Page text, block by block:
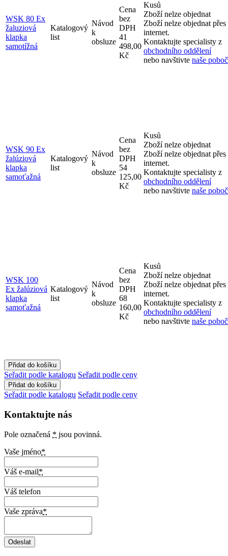
WSK 80 Ex
žaluziová
klapka
samotížná
Katalogový
list
Návod
k
obsluze
Cena
bez
DPH
41
498,00
Kč
Kusů
Zboží nelze objednat
Zboží nelze objednat přes
internet.
Kontaktujte specialisty z
obchodního oddělení
nebo navštivte naše
WSK 90 Ex
žalúziová
klapka
samoťažná
Katalogový
list
Návod
k
obsluze
Cena
bez
DPH
54
125,00
Kč
Kusů
Zboží nelze objednat
Zboží nelze objednat přes
internet.
Kontaktujte specialisty z
obchodního oddělení
nebo navštivte naše
WSK 100
Ex žalúziová
klapka
samoťažná
Katalogový
list
Návod
k
obsluze
Cena
bez
DPH
68
160,00
Kč
Kusů
Zboží nelze objednat
Zboží nelze objednat přes
internet.
Kontaktujte specialisty z
obchodního oddělení
nebo navštivte naše
Seřadit podle katalogu Seřadit podle ceny
Seřadit podle katalogu Seřadit podle ceny
Kontaktujte nás
Pole označená * jsou povinná.
Vaše jméno*
Váš e-mail*
Váš telefon
Vaše zpráva*